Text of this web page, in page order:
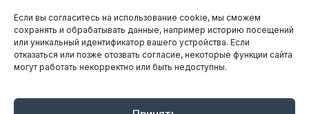
Если вы согласитесь на использование cookie, мы сможем
сохранять и обрабатывать данные, например историю посещений
или уникальный идентификатор вашего устройства. Если
отказаться или позже отозвать согласие, некоторые функции сайта
могут работать некорректно или быть недоступны.
ARTICLES IN ENGLISH
НАВИГАЦИЯ